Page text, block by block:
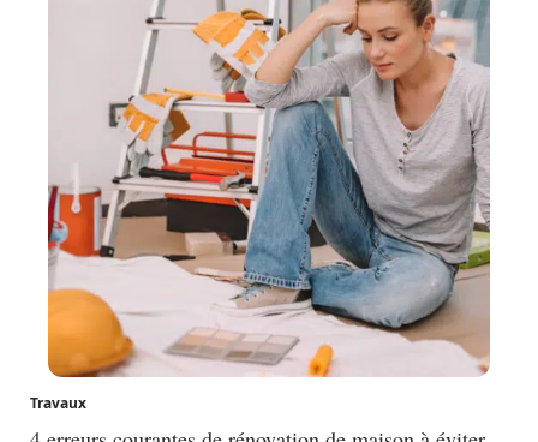
Travaux